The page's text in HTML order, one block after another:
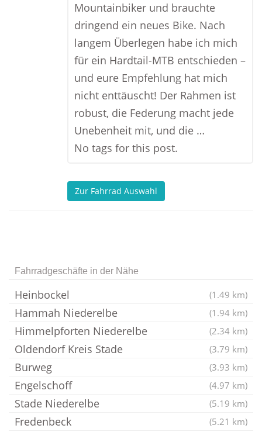
Mountainbiker und brauchte
dringend ein neues Bike. Nach
langem Überlegen habe ich mich
für ein Hardtail-MTB entschieden –
und eure Empfehlung hat mich
nicht enttäuscht! Der Rahmen ist
robust, die Federung macht jede
Unebenheit mit, und die …
No tags for this post.
Zur Fahrrad Auswahl
Fahrradgeschäfte in der Nähe
Heinbockel (1.49 km)
Hammah Niederelbe (1.94 km)
Himmelpforten Niederelbe (2.34 km)
Oldendorf Kreis Stade (3.79 km)
Burweg (3.93 km)
Engelschoff (4.97 km)
Stade Niederelbe (5.19 km)
Fredenbeck (5.21 km)